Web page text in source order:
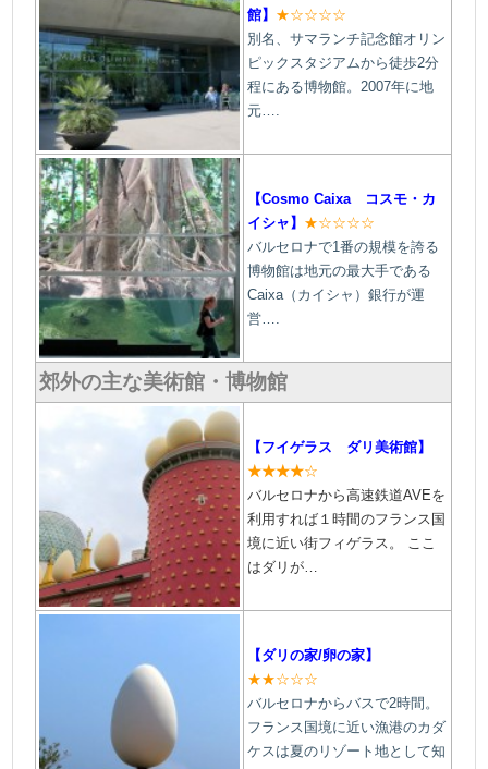
館】 ★☆☆☆☆
別名、サマランチ記念館オリン
ピックスタジアムから徒歩2分
程にある博物館。2007年に地
元….
【Cosmo Caixa コスモ・カ
イシャ】 ★☆☆☆☆
バルセロナで1番の規模を誇る
博物館は地元の最大手である
Caixa（カイシャ）銀行が運
営….
郊外の主な美術館・博物館
【フイゲラス ダリ美術館】
★★★★☆
バルセロナから高速鉄道AVEを
利用すれば１時間のフランス国
境に近い街フィゲラス。 ここ
はダリが…
【ダリの家/卵の家】
★★☆☆☆
バルセロナからバスで2時間。
フランス国境に近い漁港のカダ
ケスは夏のリゾート地として知